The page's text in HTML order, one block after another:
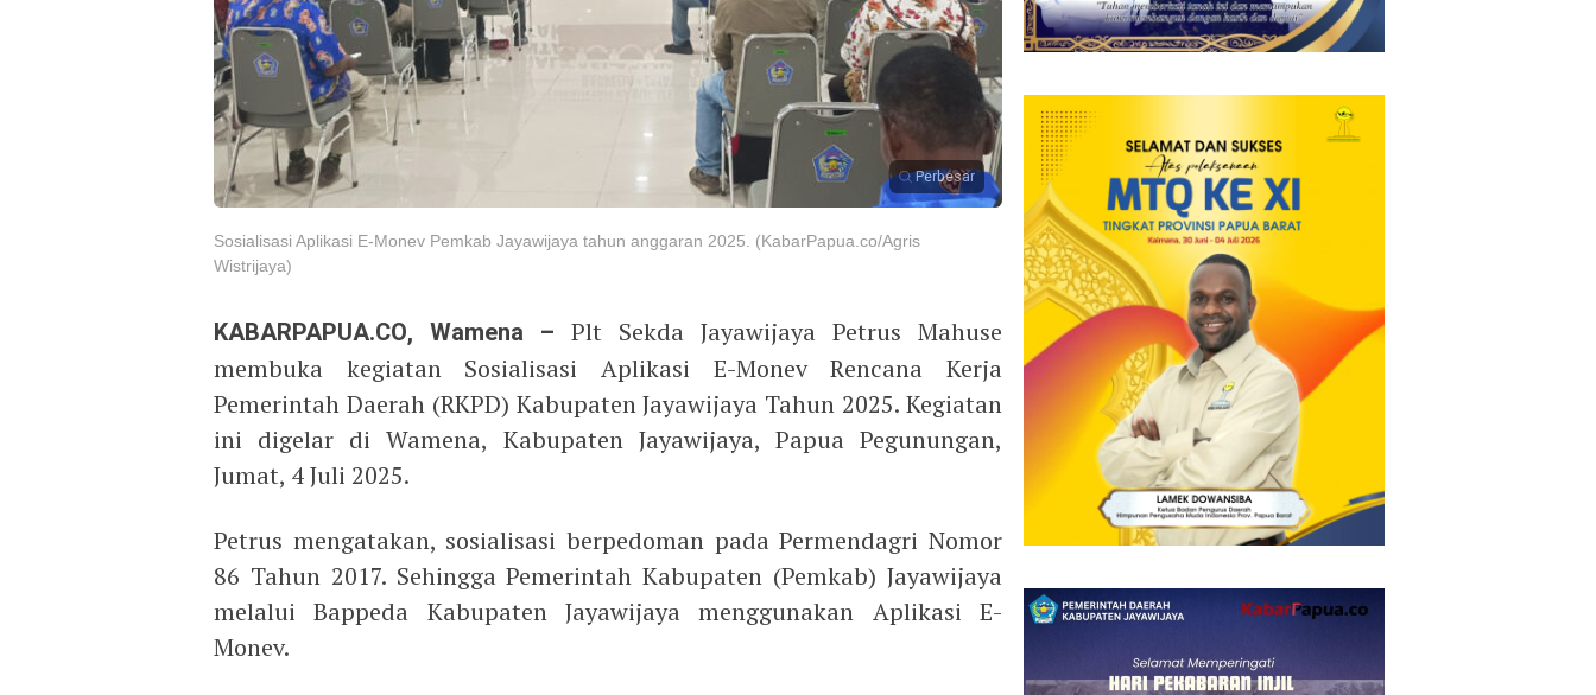
Perbesar
Sosialisasi Aplikasi E-Monev Pemkab Jayawijaya tahun anggaran 2025. (KabarPapua.co/Agris
Wistrijaya)
KABARPAPUA.CO, Wamena – Plt Sekda Jayawijaya Petrus Mahuse
membuka kegiatan Sosialisasi Aplikasi E-Monev Rencana Kerja
Pemerintah Daerah (RKPD) Kabupaten Jayawijaya Tahun 2025. Kegiatan
ini digelar di Wamena, Kabupaten Jayawijaya, Papua Pegunungan,
Jumat, 4 Juli 2025.
Petrus mengatakan, sosialisasi berpedoman pada Permendagri Nomor
86 Tahun 2017. Sehingga Pemerintah Kabupaten (Pemkab) Jayawijaya
melalui Bappeda Kabupaten Jayawijaya menggunakan Aplikasi E-
Monev.